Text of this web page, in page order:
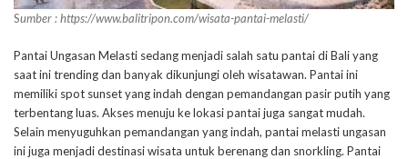
Sumber : https://www.balitripon.com/wisata-pantai-melasti/
Pantai Ungasan Melasti sedang menjadi salah satu pantai di Bali yang
saat ini trending dan banyak dikunjungi oleh wisatawan. Pantai ini
memiliki spot sunset yang indah dengan pemandangan pasir putih yang
terbentang luas. Akses menuju ke lokasi pantai juga sangat mudah.
Selain menyuguhkan pemandangan yang indah, pantai melasti ungasan
ini juga menjadi destinasi wisata untuk berenang dan snorkling. Pantai